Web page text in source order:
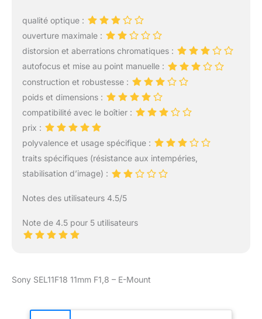
d'informations
environnementales et de
mettre au point vos
sujets plus librement lors
de vos vlogs.
【Expérience d'image
nette】L'objectif Viltrox
AF 14mm F4.0 est doté
structure optique à 12
éléments et 9 groupes,
dont 2 lentilles
asphériques, 4 lentilles à
lentilles à indice de
excellent contrôle de la
garantissant des
centre jusqu'aux angles.
qualité optique :
ouverture maximale :
distorsion et aberrations chromatiques :
autofocus et mise au point manuelle :
construction et robustesse :
poids et dimensions :
compatibilité avec le boîtier :
prix :
polyvalence et usage spécifique :
traits spécifiques (résistance aux intempéries,
stabilisation d’image) :
Notes des utilisateurs 4.5/5
Note de 4.5 pour 5 utilisateurs
Sony SEL11F18 11mm F1,8 – E-Mount